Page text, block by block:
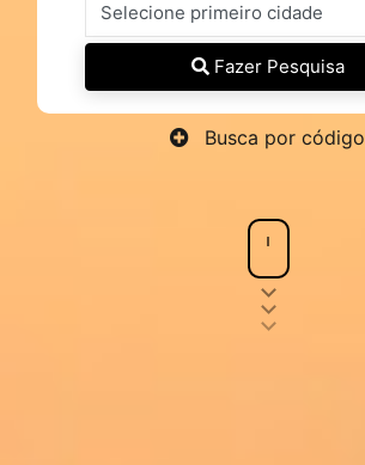
Selecione primeiro cidade
Fazer Pesquisa
Busca por código